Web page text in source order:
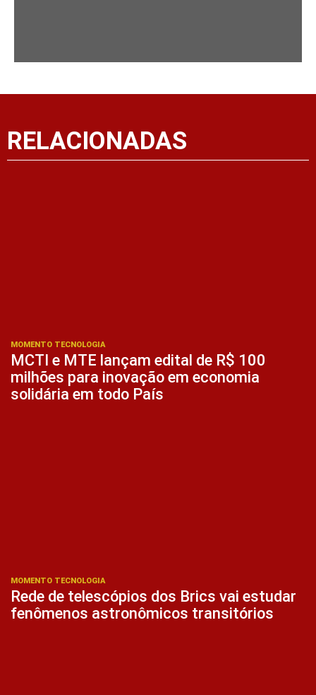
RELACIONADAS
MOMENTO TECNOLOGIA
MCTI e MTE lançam edital de R$ 100
milhões para inovação em economia
solidária em todo País
MOMENTO TECNOLOGIA
Rede de telescópios dos Brics vai estudar
fenômenos astronômicos transitórios